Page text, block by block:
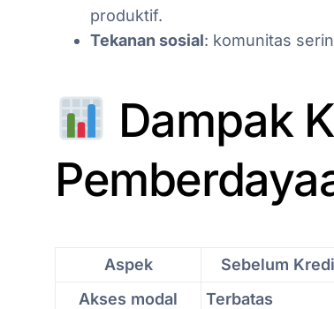
produktif.
Tekanan sosial: komunitas
Dampak
Aspek Sebelum
Akses modal
Terbatas